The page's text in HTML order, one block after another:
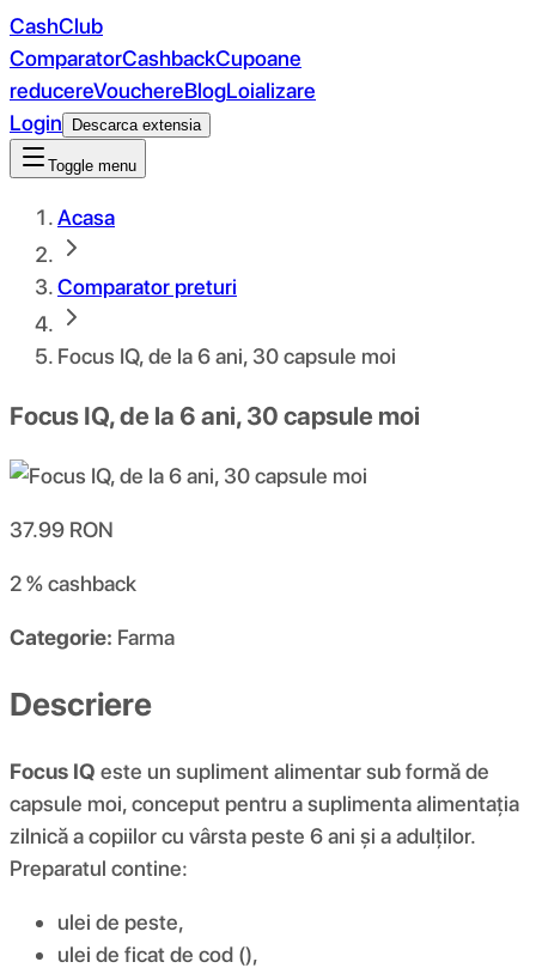
CashClub
ComparatorCashbackCupoane
reducereVouchereBlogLoializare
Login
Descarca extensia
Toggle menu
Acasa
Comparator preturi
Focus IQ, de la 6 ani, 30 capsule moi
Focus IQ, de la 6 ani, 30 capsule moi
37.99 RON
2 %cashback
Categorie: Farma
Descriere
Focus IQ este un supliment alimentar sub formă de
capsule moi, conceput pentru a suplimenta alimentația
zilnică a copiilor cu vârsta peste 6 ani și a adulților.
Preparatul contine:
ulei de peste,
ulei de ficat de cod (),